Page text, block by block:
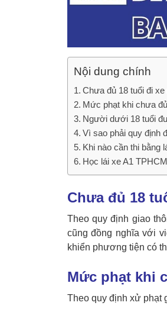
Nội dung chính
Chưa đủ 18 tuổi đi
Mức phạt khi chưa
Người dưới 18 tuổi
Vì sao phải quy định
Khi nào cần thi bằng
Học lái xe A1
Chưa đủ 18
Theo quy định giao
cũng đồng nghĩa với
khiển phương tiện có
Mức phạt khi
Theo quy định xử phạt